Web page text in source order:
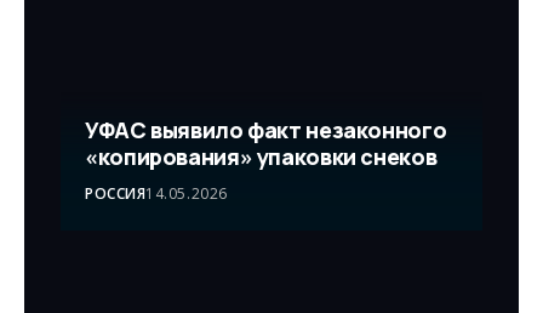
УФАС выявило факт незаконного
«копирования» упаковки снеков
РОССИЯ14.05.2026